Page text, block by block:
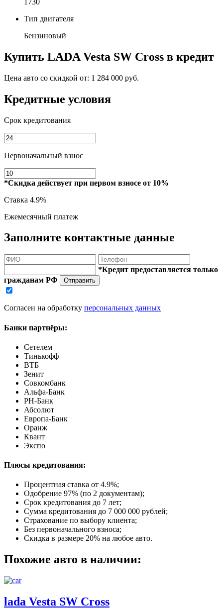
1730
Тип двигателя
Бензиновый
Купить LADA Vesta SW Cross в кредит
Цена авто со скидкой от: 1 284 000 руб.
Кредитные условия
Срок кредитования
Первоначальный взнос
*Скидка действует при первом взносе от 10%
Ставка 4.9%
Ежемесячный платеж
Заполните контактные данные
*Кредит предоставляется только
гражданам РФ
Отправить
Согласен на обработку персональных данных
Банки партнёры:
Сетелем
Тинькофф
ВТБ
Зенит
Совкомбанк
Альфа-Банк
РН-Банк
Абсолют
Европа-Банк
Оранж
Квант
Экспо
Плюсы кредитования:
Процентная ставка от 4.9%;
Одобрение 97% (по 2 документам);
Срок кредитования до 7 лет;
Сумма кредитования до 7 000 000 рублей;
Страхование по выбору клиента;
Без первоначального взноса;
Скидка в размере 20% на любое авто.
Похожие авто в наличии:
lada Vesta SW Cross